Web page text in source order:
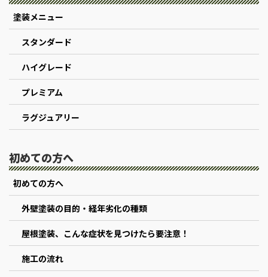
塗装メニュー
スタンダード
ハイグレード
プレミアム
ラグジュアリー
初めての方へ
初めての方へ
外壁塗装の目的・経年劣化の種類
屋根塗装、こんな症状を見つけたら要注意！
施工の流れ